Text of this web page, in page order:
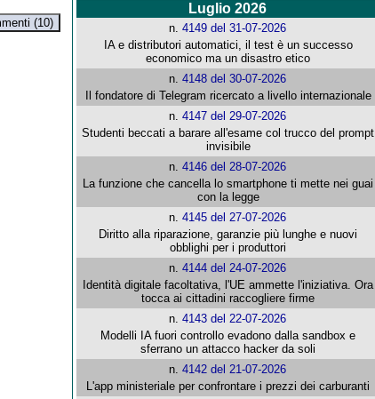
(10)
Luglio 2026
n.4149 del 31-07-2026
IA e distributori automatici, il test è un successo
economico ma un disastro etico
n.4148 del 30-07-2026
Il fondatore di Telegram ricercato a livello internazionale
n.4147 del 29-07-2026
Studenti beccati a barare all'esame col trucco del prompt
invisibile
n.4146 del 28-07-2026
La funzione che cancella lo smartphone ti mette nei guai
con la legge
n.4145 del 27-07-2026
Diritto alla riparazione, garanzie più lunghe e nuovi
obblighi per i produttori
n.4144 del 24-07-2026
Identità digitale facoltativa, l'UE ammette l'iniziativa. Ora
tocca ai cittadini raccogliere firme
n.4143 del 22-07-2026
Modelli IA fuori controllo evadono dalla sandbox e
sferrano un attacco hacker da soli
n.4142 del 21-07-2026
L'app ministeriale per confrontare i prezzi dei carburanti